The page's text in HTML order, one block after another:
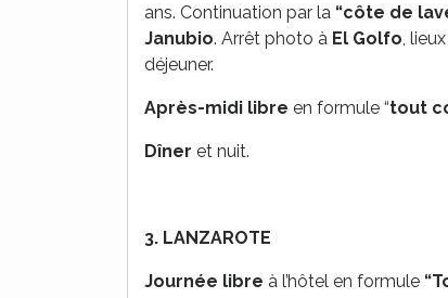
ans. Continuation par la “côte de
Janubio. Arrêt photo à El Golfo,
déjeuner.
Après-midi libre en formule “tout
Dîner et nuit.
3. LANZAROTE
Journée libre à l’hôtel en formule